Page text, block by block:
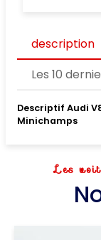
description
Les 10
Descriptif Audi
Minichamps
Les